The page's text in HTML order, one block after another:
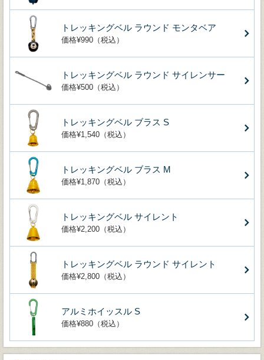
トレッキングベル ラウンド モンタベア
価格¥990（税込）
トレッキングベル ラウンド サイレンサー
価格¥500（税込）
トレッキングベル ブラス S
価格¥1,540（税込）
トレッキングベル ブラス M
価格¥1,870（税込）
トレッキングベル サイレント
価格¥2,200（税込）
トレッキングベル ラウンド サイレント
価格¥2,800（税込）
アルミホイッスル S
価格¥880（税込）